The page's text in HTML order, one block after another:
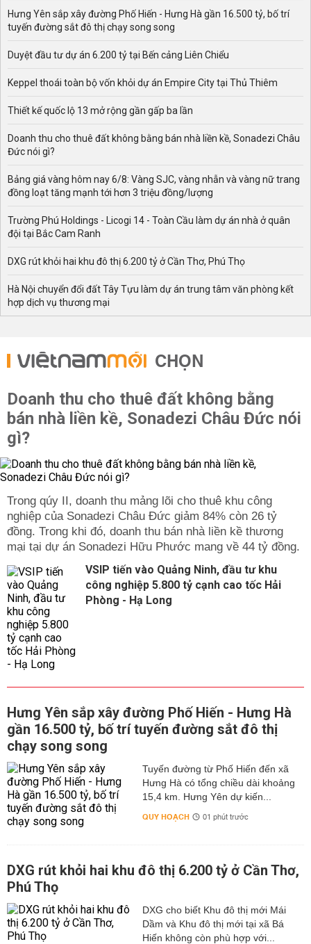
Hồng Quang, Kim Đường, Liên Bạt, Lưu Hoàng, Minh
Đức, Phù Lưu, Phương Tú, Quảng Phú Cầu, Sơn Công,
Vạn Thái, Viên An, Viên Nội.
Tại 1 thị trấn: Đường sẽ mở ở thị trấn Vân Đình.
cung cấp những thông tin đáng chú ý sau đây:
- Các tuyến đường sẽ mở theo quy hoạch trên địa bàn
huyện Ứng Hòa.
- Tổng số tuyến đường sẽ mở theo quy hoạch ở các xã,
thị trấn.
trí, tổng chiều dài, chiều rộng, điểm đầu - điểm cuối,
điểm giao cắt, tiến độ thi công, thời gian dự kiến hoàn
thành, đường đi qua các dự án nào.
Ứng Hòa.
- Hình ảnh mô tả đoạn đường sẽ mở theo quy hoạch.
Google vệ tinh.
Hiện huyện Ứng Hòa và cùng các quận, huyện lân cận
đang triển khai thực hiện nhiều dự án mở đường theo
quy hoạch để kết nối hiệu quả chuỗi cung ứng hàng hóa
giữa huyện Ứng Hòa với các quận khác và giữa Hà Nội
với các vùng kinh tế trọng điểm phía Bắc.
Ngoài ra, việc mở đường ở huyện Ứng Hòa cũng từng
bước giải quyết được các vấn đề như:
- Ùn tắc giao thông trên địa bàn.
- Tăng cường khả năng kết nối vùng.
- Thúc đẩy phát triển kinh tế - xã hội của huyện Ứng Hòa
với các quận lân cận và các tỉnh khác.
- Kết nối giao thông thông suốt trong nội thành, cũng như
giữa huyện Ứng Hòa và các khu vực lân cận.
Tổng hợp các tuyến đường sẽ mở ở huyện Ứng Hòa
Theo bản đồ quy hoạch thuộc địa bàn huyện Ứng Hòa,
trong tương lai sẽ có thêm nhiều tuyến đường mới sẽ
được mở giúp việc di chuyển của người dân trong khu
vực được thuận lợi hơn.
Một số đường sẽ mở theo quy hoạch ở huyện Ứng Hòa
như:
- QL21B có điểm đầu tại nút giao Ba La và điểm cuối ở
nút giao với quốc lộ 1 thành phố Tam Điệp, tuyến quốc lộ
kết nối các đô thị lớn như Hà Đông, Phủ Lý, Nam Định.
- Đường cao tốc Bắc - Nam nằm rất gần với Quốc lộ 1A
- Đường cao tốc Bắc – Nam nối từ Hà Nội tới Cần Thơ.
Ngoài ra, còn có các tuyến đường sẽ mở tại 28 phường
trên địa bàn quận, cụ thể như sau:
- Đường sẽ mở ở xã Đại Hùng: điểm đầu tại ranh giới
Hưng Yên sắp xây đường Phố Hiến - Hưng Hà gần 16.500 tỷ, bố trí
tuyến đường sắt đô thị chạy song song
Duyệt đầu tư dự án 6.200 tỷ tại Bến cảng Liên Chiểu
Keppel thoái toàn bộ vốn khỏi dự án Empire City tại Thủ Thiêm
Thiết kế quốc lộ 13 mở rộng gần gấp ba lần
Doanh thu cho thuê đất không bằng bán nhà liền kề, Sonadezi Châu
Đức nói gì?
Bảng giá vàng hôm nay 6/8: Vàng SJC, vàng nhẫn và vàng nữ trang
đồng loạt tăng mạnh tới hơn 3 triệu đồng/lượng
Trường Phú Holdings - Licogi 14 - Toàn Cầu làm dự án nhà ở quân
đội tại Bắc Cam Ranh
DXG rút khỏi hai khu đô thị 6.200 tỷ ở Cần Thơ, Phú Thọ
Hà Nội chuyển đổi đất Tây Tựu làm dự án trung tâm văn phòng kết
hợp dịch vụ thương mại
CHỌN
Doanh thu cho thuê đất không bằng
bán nhà liền kề, Sonadezi Châu Đức nói
gì?
Trong qúy II, doanh thu mảng lõi cho thuê khu công
nghiệp của Sonadezi Châu Đức giảm 84% còn 26 tỷ
đồng. Trong khi đó, doanh thu bán nhà liền kề thương
mại tại dự án Sonadezi Hữu Phước mang về 44 tỷ đồng.
VSIP tiến vào Quảng Ninh, đầu tư khu
công nghiệp 5.800 tỷ cạnh cao tốc Hải
Phòng - Hạ Long
Hưng Yên sắp xây đường Phố Hiến - Hưng Hà
gần 16.500 tỷ, bố trí tuyến đường sắt đô thị
chạy song song
Tuyến đường từ Phố Hiến đến xã
Hưng Hà có tổng chiều dài khoảng
15,4 km. Hưng Yên dự kiến...
QUY HOẠCH 01 phút trước
DXG rút khỏi hai khu đô thị 6.200 tỷ ở Cần Thơ,
Phú Thọ
DXG cho biết Khu đô thị mới Mái
Dầm và Khu đô thị mới tại xã Bá
Hiến không còn phù hợp với...